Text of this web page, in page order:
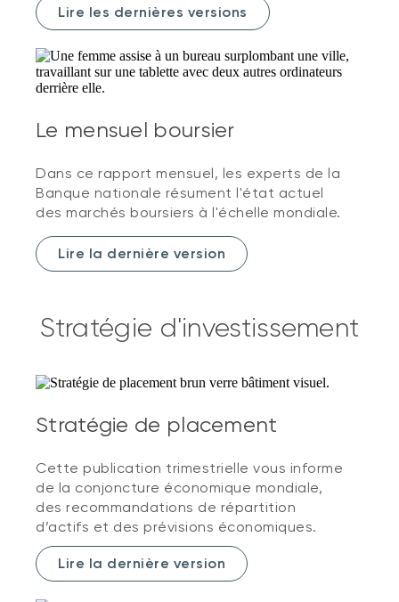
Lire les dernières versions
Le mensuel boursier
Dans ce rapport mensuel, les experts de la
Banque nationale résument l'état actuel
des marchés boursiers à l'échelle mondiale.
Lire la dernière version
Stratégie d'investissement
Stratégie de placement
Cette publication trimestrielle vous informe
de la conjoncture économique mondiale,
des recommandations de répartition
d’actifs et des prévisions économiques.
Lire la dernière version